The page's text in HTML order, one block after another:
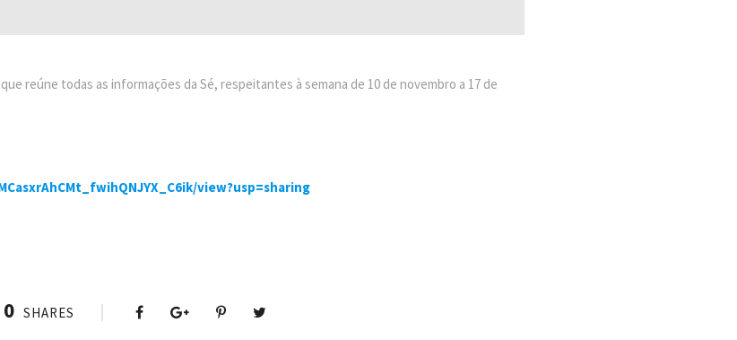
reúne todas as informações da Sé, respeitantes à semana de 10 de novembro a 17 de
view?usp=sharing
0 SHARES